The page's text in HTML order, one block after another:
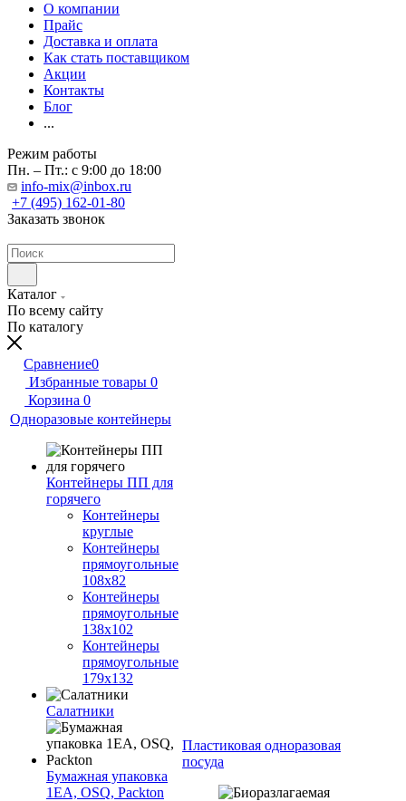
О компании
Прайс
Доставка и оплата
Как стать поставщиком
Акции
Контакты
Блог
...
Режим работы
Пн. – Пт.: с 9:00 до 18:00
info-mix@inbox.ru
+7 (495) 162-01-80
Заказать звонок
Каталог
По всему сайту
По каталогу
Сравнение0
Избранные товары 0
Корзина 0
Одноразовые контейнеры
Контейнеры ПП для
горячего
Контейнеры
круглые
Контейнеры
прямоугольные
108х82
Контейнеры
прямоугольные
138х102
Контейнеры
прямоугольные
179х132
Салатники
Бумажная упаковка
1ЕА, OSQ, Packton
Пластиковая одноразовая
посуда